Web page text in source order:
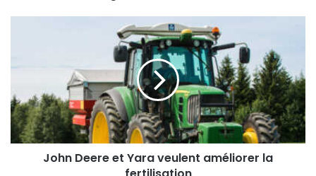
Yara
améliorer
la
fertilisation
John Deere et Yara veulent améliorer la